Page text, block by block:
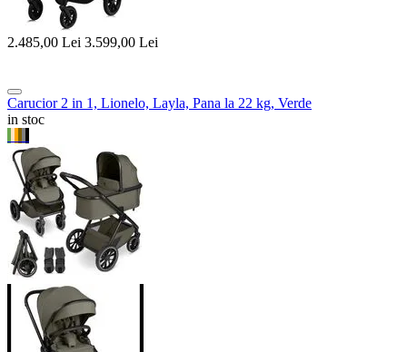
2.485,00 Lei 3.599,00 Lei
Carucior 2 in 1, Lionelo, Layla, Pana la 22 kg, Verde
in stoc